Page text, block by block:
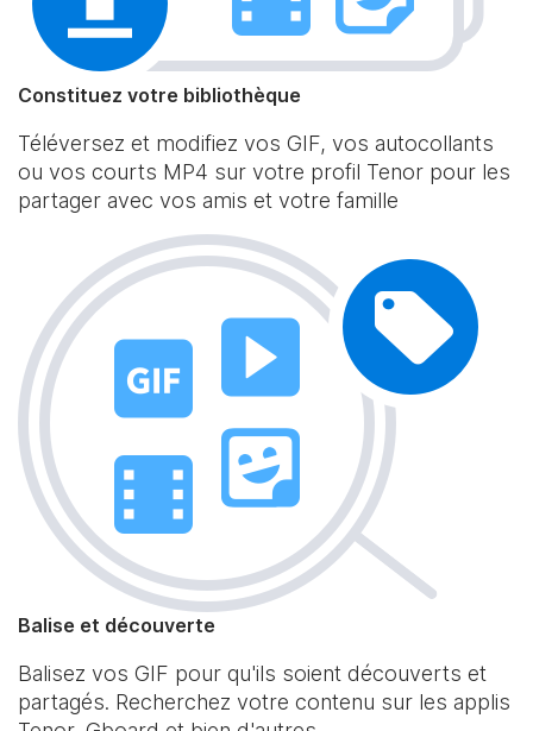
Constituez votre bibliothèque
Téléversez et modifiez vos GIF, vos autocollants
ou vos courts MP4 sur votre profil Tenor pour les
partager avec vos amis et votre famille
Balise et découverte
Balisez vos GIF pour qu'ils soient découverts et
partagés. Recherchez votre contenu sur les applis